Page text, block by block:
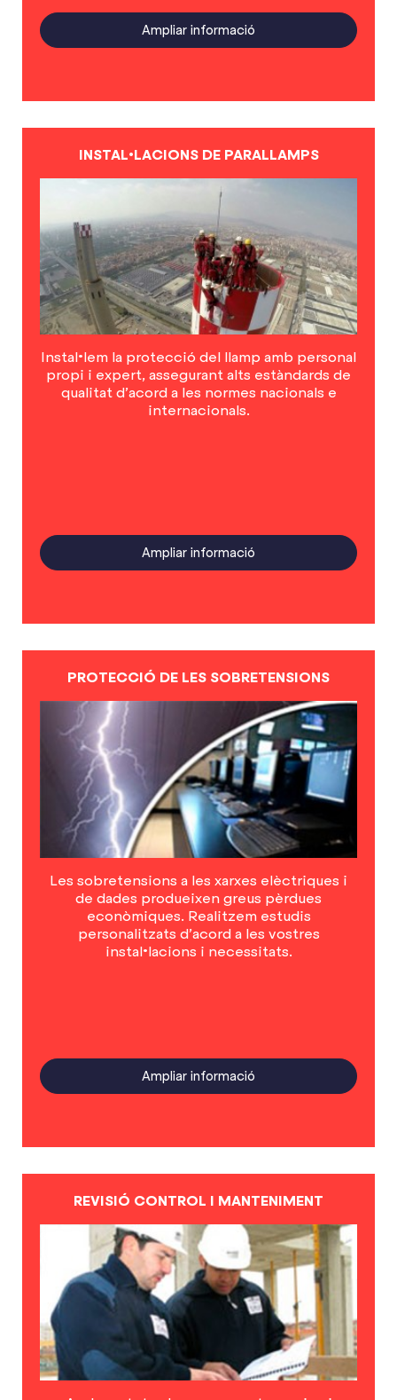
Ampliar informació
INSTAL•LACIONS DE PARALLAMPS
Instal•lem la protecció del llamp amb personal
propi i expert, assegurant alts estàndards de
qualitat d’acord a les normes nacionals e
internacionals.
Ampliar informació
PROTECCIÓ DE LES SOBRETENSIONS
Les sobretensions a les xarxes elèctriques i
de dades produeixen greus pèrdues
econòmiques. Realitzem estudis
personalitzats d’acord a les vostres
instal•lacions i necessitats.
Ampliar informació
REVISIÓ CONTROL I MANTENIMENT